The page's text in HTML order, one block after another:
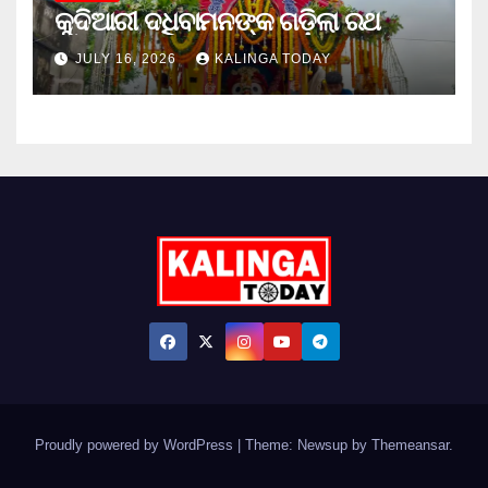
କୁଦିଆରୀ ଦଧିବାମନଙ୍କ ଗଡ଼ିଲା ରଥ
JULY 16, 2026 KALINGA TODAY
Proudly powered by WordPress Theme: Newsup by Themeansar.